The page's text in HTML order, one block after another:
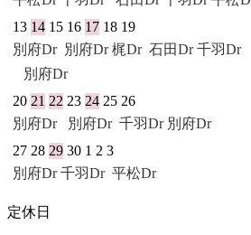
13 14 15 16 17 18 19
別府Dr 別府Dr 梶Dr 石田Dr 千羽Dr
別府Dr
20 21 22 23 24 25 26
別府Dr
別府Dr 千羽Dr 別府Dr
27 28 29 30 1 2 3
別府Dr 千羽Dr 平松Dr
定休日